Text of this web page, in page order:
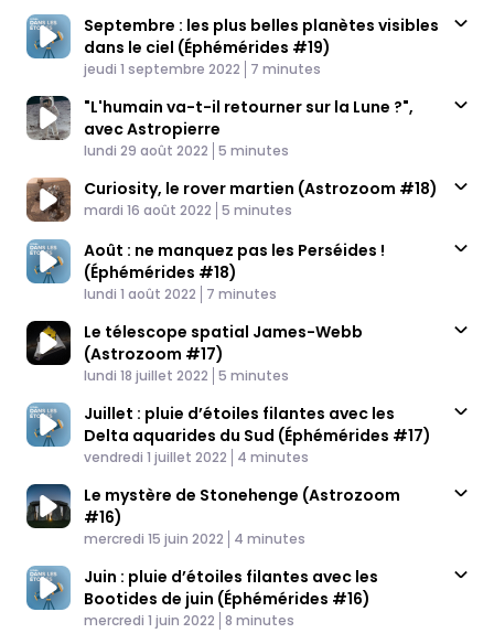
Septembre : les plus belles planètes visibles
dans le ciel (Éphémérides #19)
Published At
jeudi 1 septembre 2022 Time
7 minutes
"L'humain va-t-il retourner sur la Lune ?",
avec Astropierre
Published At
lundi 29 août 2022 Time
5 minutes
Curiosity, le rover martien (Astrozoom #18)
Published At
mardi 16 août 2022 Time
5 minutes
Août : ne manquez pas les Perséides !
(Éphémérides #18)
Published At
lundi 1 août 2022 Time
7 minutes
Le télescope spatial James-Webb
(Astrozoom #17)
Published At
lundi 18 juillet 2022 Time
5 minutes
Juillet : pluie d’étoiles filantes avec les
Delta aquarides du Sud (Éphémérides #17)
Published At
vendredi 1 juillet 2022 Time
4 minutes
Le mystère de Stonehenge (Astrozoom
#16)
Published At
mercredi 15 juin 2022 Time
4 minutes
Juin : pluie d’étoiles filantes avec les
Bootides de juin (Éphémérides #16)
Published At
mercredi 1 juin 2022 Time
8 minutes